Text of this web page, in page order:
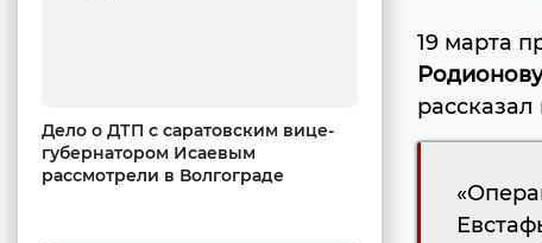
Дело о ДТП с саратовским вице-
губернатором Исаевым
рассмотрели в Волгограде
19 марта
Родионову